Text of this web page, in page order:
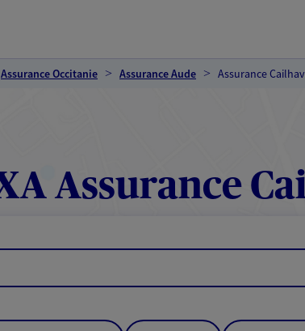
Assurance Occitanie Assurance Aude Assurance
Assurance